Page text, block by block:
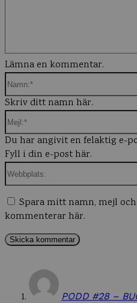
PODD #28 –
Lämna en kommentar.
Skriv ditt namn här.
Du har angivit en felaktig e-
Fyll i din e-post här.
Spara mitt namn, mejl
kommenterar här.